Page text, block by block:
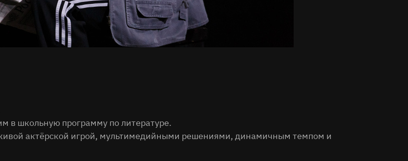
в школьную программу по литературе.
актёрской игрой, мультимедийными решениями, динамичным темпом и